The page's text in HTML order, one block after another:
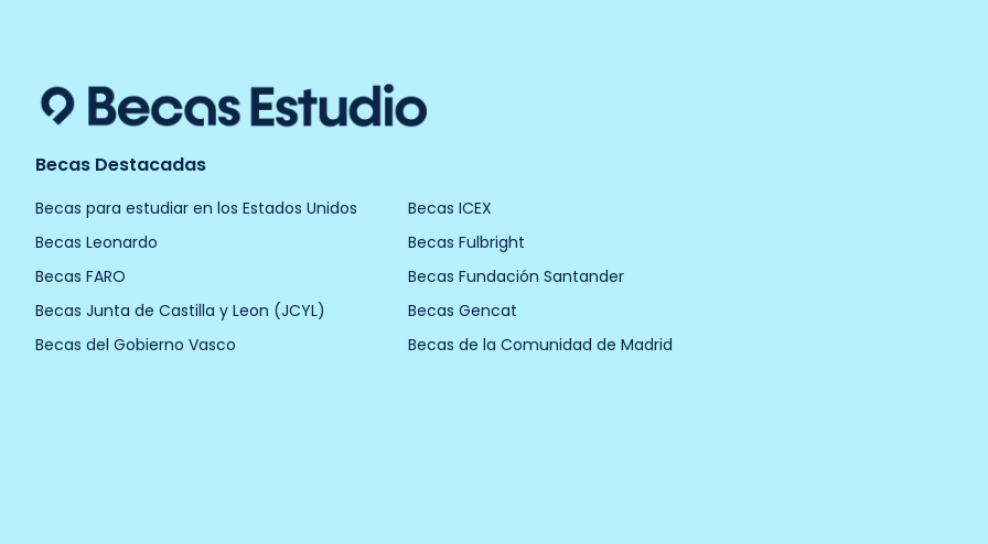
Becas Destacadas
Becas para estudiar en los Estados Unidos
Becas ICEX
Becas Leonardo
Becas Fulbright
Becas FARO
Becas Fundación Santander
Becas Junta de Castilla y Leon (JCYL)
Becas Gencat
Becas del Gobierno Vasco
Becas de la Comunidad de Madrid